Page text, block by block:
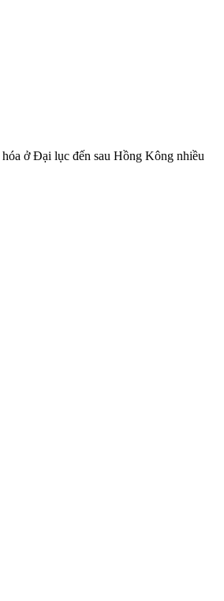
ở Đại lục đến sau Hồng Kông nhiều